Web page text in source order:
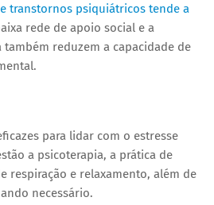
transtornos psiquiátricos tende a
rede de apoio social e a
reduzem a capacidade de
para lidar com o estresse
a psicoterapia, a prática de
respiração e relaxamento, além de
necessário.